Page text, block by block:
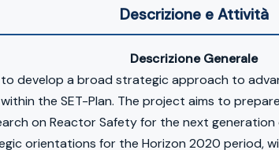
Descrizione e Attività
Descrizione Generale
develop a broad strategic approach to
the SET-Plan. The project aims to
on Reactor Safety for the next generation
orientations for the Horizon 2020 period,